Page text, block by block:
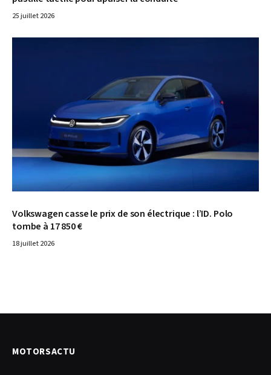
25 juillet 2026
Volkswagen casse le prix de son électrique : l’ID. Polo
tombe à 17 850 €
18 juillet 2026
MOTORSACTU